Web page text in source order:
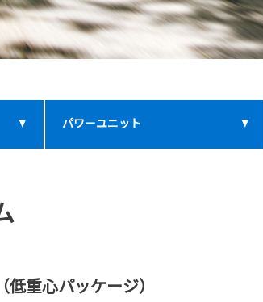
パワーユニット
重心パッケージ）